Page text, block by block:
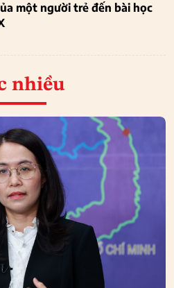
một người trẻ đến bài học
nhiều